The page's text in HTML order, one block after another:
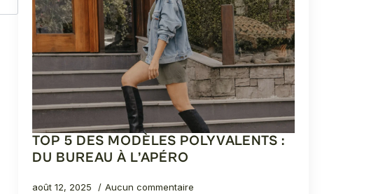
TOP 5 DES MODÈLES POLYVALENTS :
DU BUREAU À L’APÉRO
août 12, 2025 Aucun commentaire